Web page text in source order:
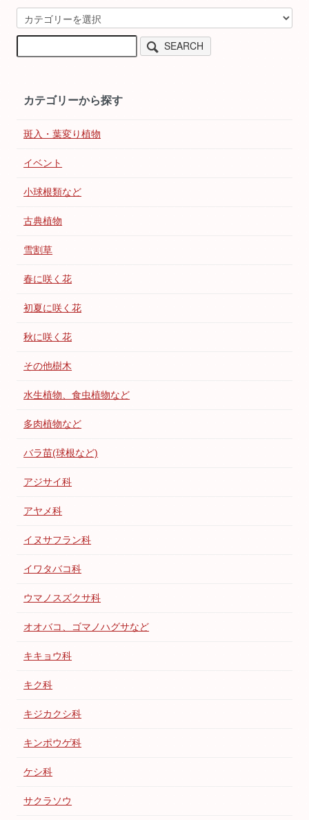
SEARCH
カテゴリーから探す
斑入・葉変り植物
イベント
小球根類など
古典植物
雪割草
春に咲く花
初夏に咲く花
秋に咲く花
その他樹木
水生植物、食虫植物など
多肉植物など
バラ苗(球根など)
アジサイ科
アヤメ科
イヌサフラン科
イワタバコ科
ウマノスズクサ科
オオバコ、ゴマノハグサなど
キキョウ科
キク科
キジカクシ科
キンポウゲ科
ケシ科
サクラソウ